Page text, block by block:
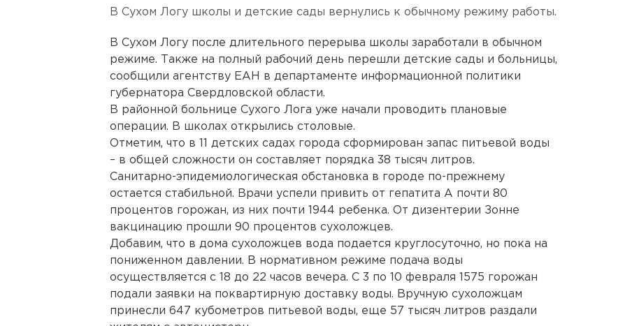
В Сухом Логу школы и детские сады вернулись к обычному режиму работы.
В Сухом Логу после длительного перерыва школы заработали в обычном
режиме. Также на полный рабочий день перешли детские сады и больницы,
сообщили агентству ЕАН в департаменте информационной политики
губернатора Свердловской области.
В районной больнице Сухого Лога уже начали проводить плановые
операции. В школах открылись столовые.
Отметим, что в 11 детских садах города сформирован запас питьевой воды
– в общей сложности он составляет порядка 38 тысяч литров.
Санитарно-эпидемиологическая обстановка в городе по-прежнему
остается стабильной. Врачи успели привить от гепатита А почти 80
процентов горожан, из них почти 1944 ребенка. От дизентерии Зонне
вакцинацию прошли 90 процентов сухоложцев.
Добавим, что в дома сухоложцев вода подается круглосуточно, но пока на
пониженном давлении. В нормативном режиме подача воды
осуществляется с 18 до 22 часов вечера. С 3 по 10 февраля 1575 горожан
подали заявки на поквартирную доставку воды. Вручную сухоложцам
принесли 647 кубометров питьевой воды, еще 57 тысяч литров раздали